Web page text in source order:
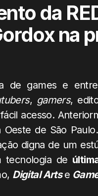
da
na
de games e
, gamers,
acesso.
de São
digna de um
tecnologia de
Digital Arts e